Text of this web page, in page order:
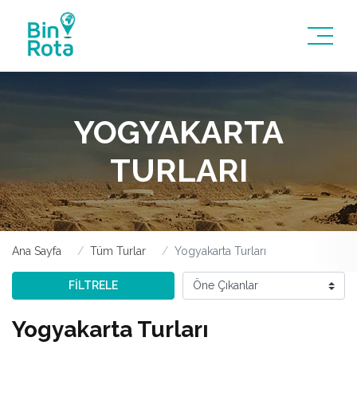
YOGYAKARTA
TURLARI
Ana Sayfa Tüm Turlar Yogyakarta Turları
FİLTRELE
Yogyakarta Turları